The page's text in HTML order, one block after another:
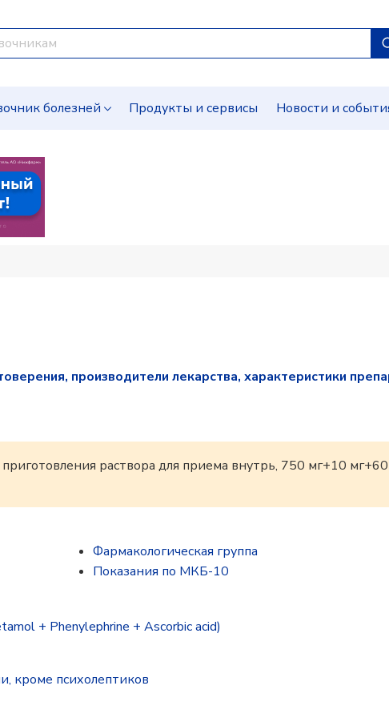
болезней Продукты и сервисы Новости и
производители лекарства, характеристики
раствора для приема внутрь, 750 мг+10 мг+60
Фармакологическая группа
Показания по МКБ-10
+ Phenylephrine + Ascorbic acid)
кроме психолептиков